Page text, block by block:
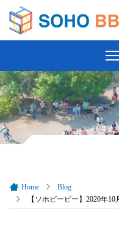
Home
Blog
【ソホビービー】2020年